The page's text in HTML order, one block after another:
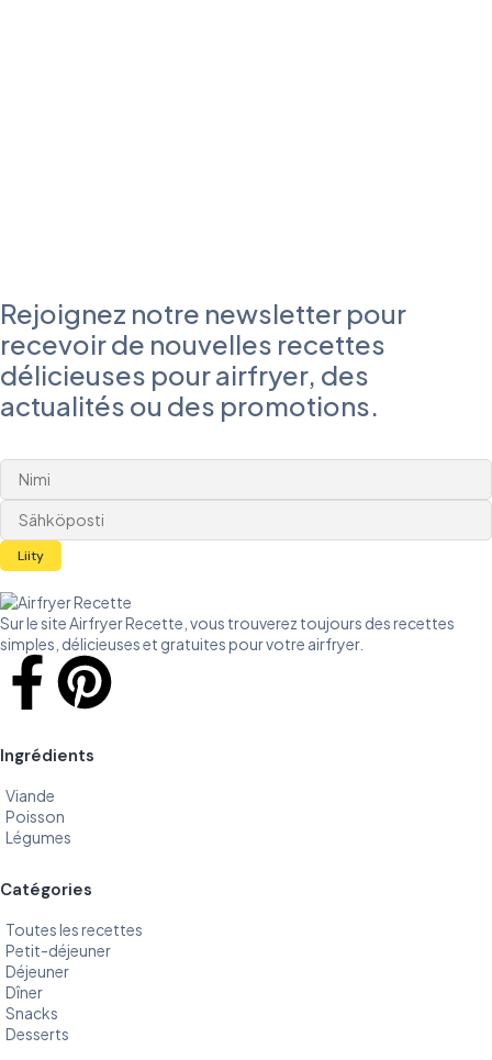
Rejoignez notre newsletter pour
recevoir de nouvelles recettes
délicieuses pour airfryer, des
actualités ou des promotions.
Liity
Sur le site Airfryer Recette, vous trouverez toujours des recettes
simples, délicieuses et gratuites pour votre airfryer.
Ingrédients
Viande
Poisson
Légumes
Catégories
Toutes les recettes
Petit-déjeuner
Déjeuner
Dîner
Snacks
Desserts